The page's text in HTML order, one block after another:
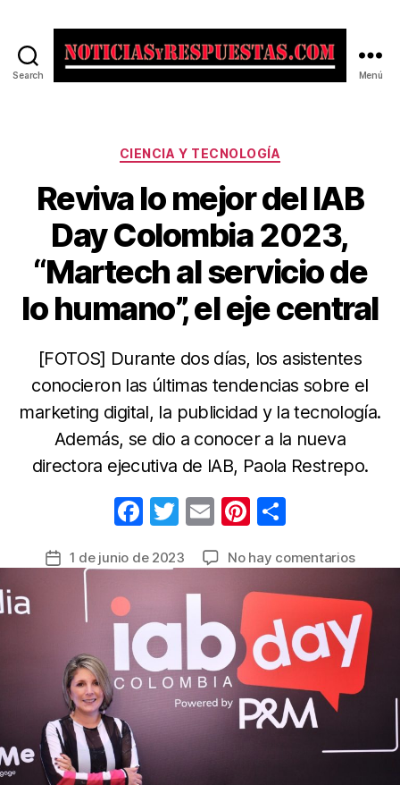
Search Menú
Categorías
CIENCIA Y TECNOLOGÍA
Reviva lo mejor del IAB
Day Colombia 2023,
“Martech al servicio de
lo humano”, el eje central
[FOTOS] Durante dos días, los asistentes
conocieron las últimas tendencias sobre el
marketing digital, la publicidad y la tecnología.
Además, se dio a conocer a la nueva
directora ejecutiva de IAB, Paola Restrepo.
F
c
b
o
o
k
T
itt
er
E
ail
Pi
er
e
st
m
p
ar
tir
Fecha
entrada
1 de junio de 2023 No hay comentariosen
lo
mejor
del
IAB
Day
al